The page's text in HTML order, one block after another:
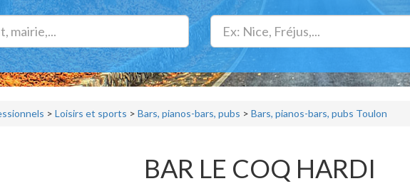
> Loisirs et sports > Bars, pianos-bars, pubs > Bars, pianos-bars, pubs Toulon
BAR LE COQ HARDI